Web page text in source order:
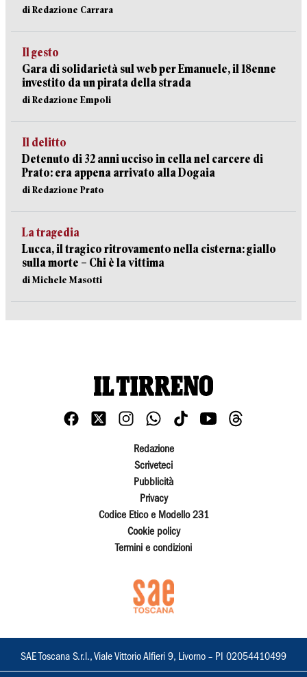
di Redazione Carrara
Il gesto
Gara di solidarietà sul web per Emanuele, il 18enne
investito da un pirata della strada
di Redazione Empoli
Il delitto
Detenuto di 32 anni ucciso in cella nel carcere di
Prato: era appena arrivato alla Dogaia
di Redazione Prato
La tragedia
Lucca, il tragico ritrovamento nella cisterna: giallo
sulla morte – Chi è la vittima
di Michele Masotti
Redazione
Scriveteci
Pubblicità
Privacy
Codice Etico e Modello 231
Cookie policy
Termini e condizioni
SAE Toscana S.r.l., Viale Vittorio Alfieri 9, Livorno – PI 02054410499